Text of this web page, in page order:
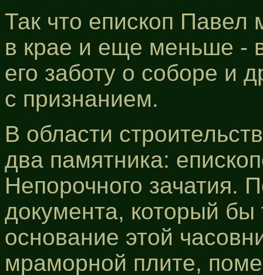
Так что епископ
в крае и еще меньше -
его заботу о соборе и
с признанием.
В области
два памятника:
Непорочного зачатия.
документа, который
основание этой
мраморной плите,